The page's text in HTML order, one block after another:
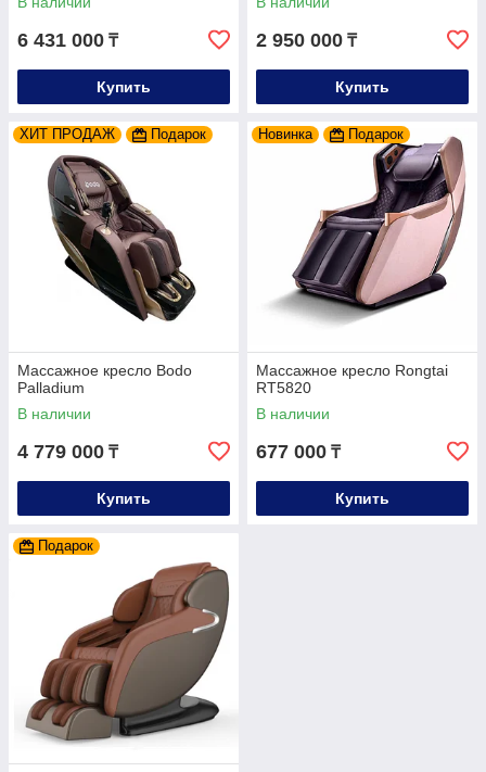
6 431 000 ₸
Купить
2 950 000 ₸
Купить
ХИТ ПРОДАЖ Подарок
Массажное кресло Bodo
Palladium
В наличии
4 779 000 ₸
Купить
Новинка Подарок
Массажное кресло Rongtai
RT5820
В наличии
677 000 ₸
Купить
Подарок